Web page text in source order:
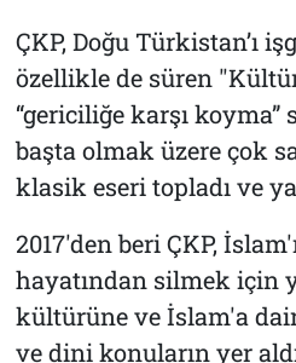
ÇKP, Doğu Türkistan’ı
özellikle de süren
“gericiliğe karşı
başta olmak üzere çok
klasik eseri topladı ve
2017'den beri ÇKP,
hayatından silmek için
kültürüne ve İslam'a
ve dini konuların yer